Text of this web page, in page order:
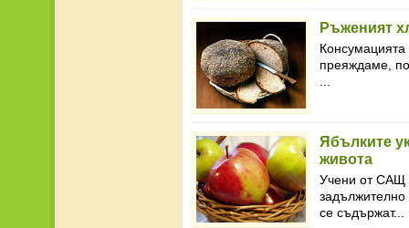
Ръженият
преяждаме,
Ябълките
живота
Учени от САЩ
задължително
се съдържат...